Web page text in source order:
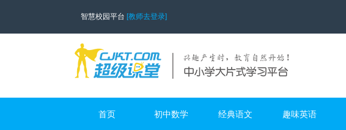
智慧校园平台 [教师去登录]
首页 初中数学 经典语文 趣味英语